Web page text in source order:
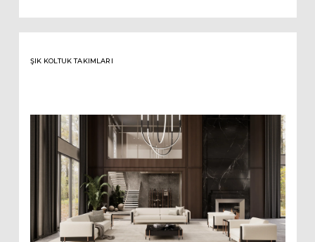
ŞIK KOLTUK TAKIMLARI